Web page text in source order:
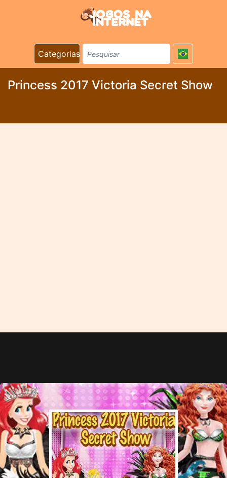
Categorias
Princess 2017 Victoria Secret Show